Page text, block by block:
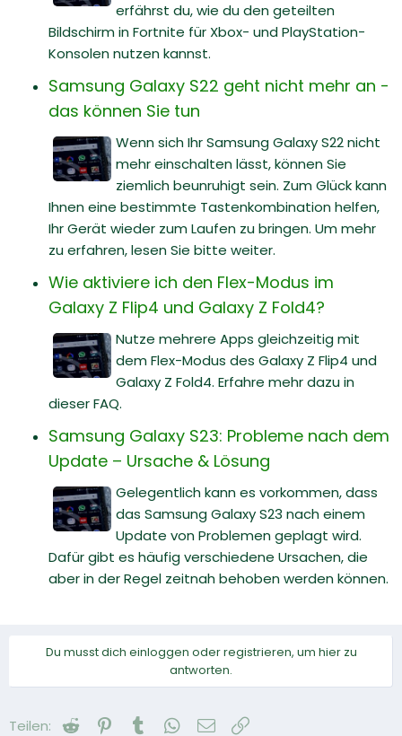
erfährst du, wie du den geteilten
Bildschirm in Fortnite für Xbox- und PlayStation-
Konsolen nutzen kannst.
Samsung Galaxy S22 geht nicht mehr an -
das können Sie tun
Wenn sich Ihr Samsung Galaxy S22 nicht
mehr einschalten lässt, können Sie
ziemlich beunruhigt sein. Zum Glück kann
Ihnen eine bestimmte Tastenkombination helfen,
Ihr Gerät wieder zum Laufen zu bringen. Um mehr
zu erfahren, lesen Sie bitte weiter.
Wie aktiviere ich den Flex-Modus im
Galaxy Z Flip4 und Galaxy Z Fold4?
Nutze mehrere Apps gleichzeitig mit
dem Flex-Modus des Galaxy Z Flip4 und
Galaxy Z Fold4. Erfahre mehr dazu in
dieser FAQ.
Samsung Galaxy S23: Probleme nach dem
Update – Ursache & Lösung
Gelegentlich kann es vorkommen, dass
das Samsung Galaxy S23 nach einem
Update von Problemen geplagt wird.
Dafür gibt es häufig verschiedene Ursachen, die
aber in der Regel zeitnah behoben werden können.
Du musst dich einloggen oder registrieren, um hier zu
antworten.
Teilen: Reddit Pinterest
Tumblr WhatsApp
E-Mail